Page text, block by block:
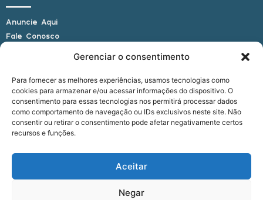
Gerenciar o consentimento
Para fornecer as melhores experiências, usamos tecnologias como
cookies para armazenar e/ou acessar informações do dispositivo. O
consentimento para essas tecnologias nos permitirá processar dados
como comportamento de navegação ou IDs exclusivos neste site. Não
consentir ou retirar o consentimento pode afetar negativamente certos
recursos e funções.
Aceitar
Negar
Anuncie Aqui
Fale Conosco
E-mail: alagoasbrasilnoticias@gmail.com
Telefone: (82) 9 9691-0391 (Whatsapp)
Responsável Técnico: Crysthyan Carlos
Rua do Sau - Centro - Anadia - AL - CEP:
© 2022 - 2026 Alagoas Brasil Notícias. Todos os